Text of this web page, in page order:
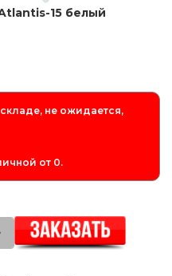
15 белый
не ожидается,
от 0.